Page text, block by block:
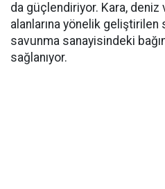
da güçlendiriyor. Kara, deniz
alanlarına yönelik geliştirilen
savunma sanayisindeki
sağlanıyor.